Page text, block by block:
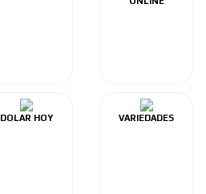
DOLAR HOY VARIEDADES